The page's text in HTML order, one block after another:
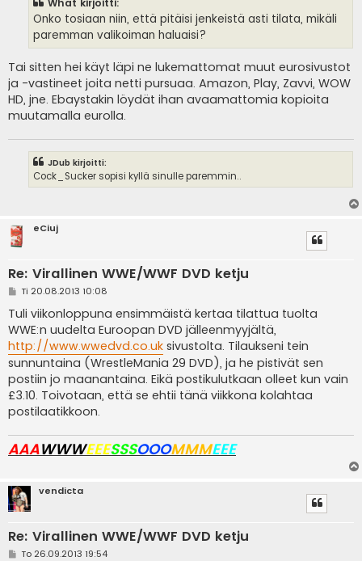
Onko tosiaan niin, että pitäisi jenkeistä asti tilata, mikäli
paremman valikoiman haluaisi?
Tai sitten hei käyt läpi ne lukemattomat muut eurosivustot
ja -vastineet joita netti pursuaa. Amazon, Play, Zavvi, WOW
HD, jne. Ebaystakin löydät ihan avaamattomia kopioita
muutamalla eurolla.
JDub kirjoitti:
Cock_Sucker sopisi kyllä sinulle paremmin..
eCiuj
Re: Virallinen WWE/WWF DVD ketju
V
e
s
t
i
Ti 20.08.2013 10:08
Tuli viikonloppuna ensimmäistä kertaa tilattua tuolta
WWE:n uudelta Euroopan DVD jälleenmyyjältä,
http://www.wwedvd.co.uk sivustolta. Tilaukseni tein
sunnuntaina (WrestleMania 29 DVD), ja he pistivät sen
postiin jo maanantaina. Eikä postikulutkaan olleet kun vain
£3.10. Toivotaan, että se ehtii tänä viikkona kolahtaa
postilaatikkoon.
AAAWWWEEESSSOOOMMMEEE
vendicta
Re: Virallinen WWE/WWF DVD ketju
VTo 26.09.2013 19:54